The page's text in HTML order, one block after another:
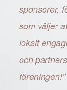
sponsorer,
som väljer
lokalt
och
föreningen!"